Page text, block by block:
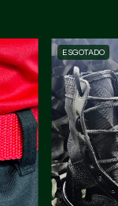
ESGOTADO